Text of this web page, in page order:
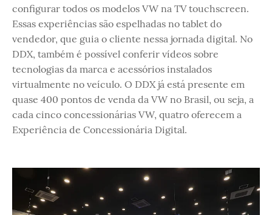
configurar todos os modelos VW na TV touchscreen.
Essas experiências são espelhadas no tablet do
vendedor, que guia o cliente nessa jornada digital. No
DDX, também é possível conferir vídeos sobre
tecnologias da marca e acessórios instalados
virtualmente no veículo. O DDX já está presente em
quase 400 pontos de venda da VW no Brasil, ou seja, a
cada cinco concessionárias VW, quatro oferecem a
Experiência de Concessionária Digital.